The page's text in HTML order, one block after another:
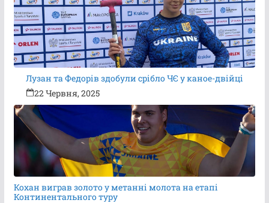
Лузан та Федорів здобули срібло ЧЄ у каное-двійці
22 Червня, 2025
Кохан виграв золото у метанні молота на етапі
Континентального туру